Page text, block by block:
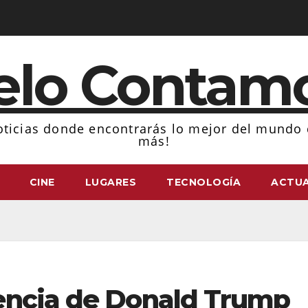
donde encontrarás lo mejor del
más!
CINE LUGARES TECNOLOGÍA
de Donald Trump